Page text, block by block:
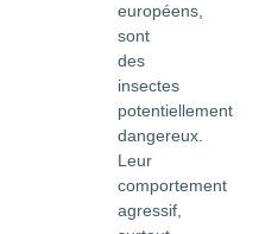
européens,
sont
des
insectes
potentiellement
dangereux.
Leur
comportement
agressif,